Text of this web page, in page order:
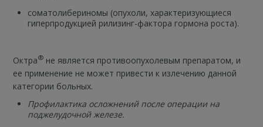
соматолибериномы (опухоли, характеризующиеся
гиперпродукцией рилизинг-фактора гормона роста).
Октра® не является противоопухолевым препаратом, и
ее применение не может привести к излечению данной
категории больных.
Профилактика осложнений после операции на
поджелудочной железе.